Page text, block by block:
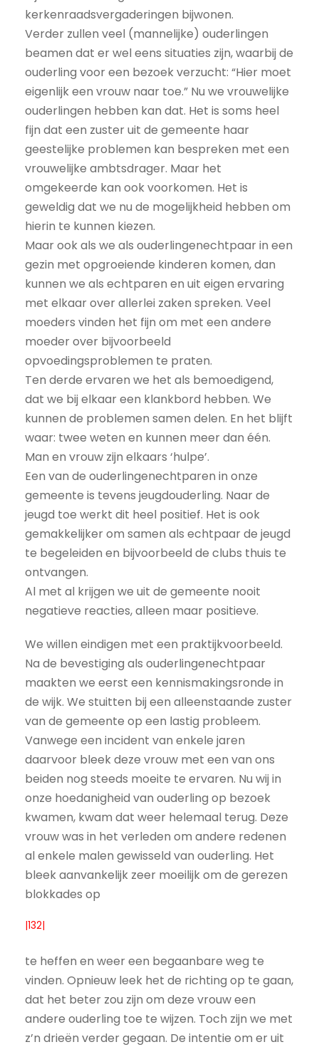
kerkenraadsvergaderingen bijwonen.
Verder zullen veel (mannelijke) ouderlingen
beamen dat er wel eens situaties zijn, waarbij de
ouderling voor een bezoek verzucht: “Hier moet
eigenlijk een vrouw naar toe.” Nu we vrouwelijke
ouderlingen hebben kan dat. Het is soms heel
fijn dat een zuster uit de gemeente haar
geestelijke problemen kan bespreken met een
vrouwelijke ambtsdrager. Maar het
omgekeerde kan ook voorkomen. Het is
geweldig dat we nu de mogelijkheid hebben om
hierin te kunnen kiezen.
Maar ook als we als ouderlingenechtpaar in een
gezin met opgroeiende kinderen komen, dan
kunnen we als echtparen en uit eigen ervaring
met elkaar over allerlei zaken spreken. Veel
moeders vinden het fijn om met een andere
moeder over bijvoorbeeld
opvoedingsproblemen te praten.
Ten derde ervaren we het als bemoedigend,
dat we bij elkaar een klankbord hebben. We
kunnen de problemen samen delen. En het blijft
waar: twee weten en kunnen meer dan één.
Man en vrouw zijn elkaars ‘hulpe’.
Een van de ouderlingenechtparen in onze
gemeente is tevens jeugdouderling. Naar de
jeugd toe werkt dit heel positief. Het is ook
gemakkelijker om samen als echtpaar de jeugd
te begeleiden en bijvoorbeeld de clubs thuis te
ontvangen.
Al met al krijgen we uit de gemeente nooit
negatieve reacties, alleen maar positieve.
We willen eindigen met een praktijkvoorbeeld.
Na de bevestiging als ouderlingenechtpaar
maakten we eerst een kennismakingsronde in
de wijk. We stuitten bij een alleenstaande zuster
van de gemeente op een lastig probleem.
Vanwege een incident van enkele jaren
daarvoor bleek deze vrouw met een van ons
beiden nog steeds moeite te ervaren. Nu wij in
onze hoedanigheid van ouderling op bezoek
kwamen, kwam dat weer helemaal terug. Deze
vrouw was in het verleden om andere redenen
al enkele malen gewisseld van ouderling. Het
bleek aanvankelijk zeer moeilijk om de gerezen
blokkades op
|132|
te heffen en weer een begaanbare weg te
vinden. Opnieuw leek het de richting op te gaan,
dat het beter zou zijn om deze vrouw een
andere ouderling toe te wijzen. Toch zijn we met
z’n drieën verder gegaan. De intentie om er uit